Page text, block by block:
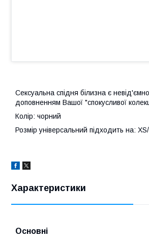
Сексуальна спідня білизна є
доповненням Вашої "спокусливої
Колір: чорний
Розмір універсальний підходить на:
Характеристики
Основні